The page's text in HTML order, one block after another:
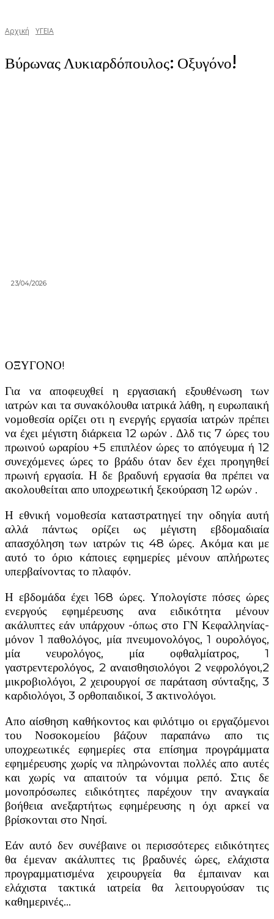
Αρχική YΓΕΙΑ
Βύρωνας Λυκιαρδόπουλος: Οξυγόνο!
23/04/2026
ΟΞΥΓΟΝΟ!
Για να αποφευχθεί η εργασιακή εξουθένωση των
ιατρών και τα συνακόλουθα ιατρικά λάθη, η ευρωπαική
νομοθεσία ορίζει οτι η ενεργής εργασία ιατρών πρέπει
να έχει μέγιστη διάρκεια 12 ωρών . Δλδ τις 7 ώρες του
πρωινού ωραρίου +5 επιπλέον ώρες το απόγευμα ή 12
συνεχόμενες ώρες το βράδυ όταν δεν έχει προηγηθεί
πρωινή εργασία. Η δε βραδυνή εργασία θα πρέπει να
ακολουθείται απο υποχρεωτική ξεκούραση 12 ωρών .
Η εθνική νομοθεσία καταστρατηγεί την οδηγία αυτή
αλλά πάντως ορίζει ως μέγιστη εβδομαδιαία
απασχόληση των ιατρών τις 48 ώρες. Ακόμα και με
αυτό το όριο κάποιες εφημερίες μένουν απλήρωτες
υπερβαίνοντας το πλαφόν.
Η εβδομάδα έχει 168 ώρες. Υπολογίστε πόσες ώρες
ενεργούς εφημέρευσης ανα ειδικότητα μένουν
ακάλυπτες εάν υπάρχουν -όπως στο ΓΝ Κεφαλληνίας-
μόνον 1 παθολόγος, μία πνευμονολόγος, 1 ουρολόγος,
μία νευρολόγος, μία οφθαλμίατρος, 1
γαστρεντερολόγος, 2 αναισθησιολόγοι 2 νεφρολόγοι,2
μικροβιολόγοι, 2 χειρουργοί σε παράταση σύνταξης, 3
καρδιολόγοι, 3 ορθοπαιδικοί, 3 ακτινολόγοι.
Απο αίσθηση καθήκοντος και φιλότιμο οι εργαζόμενοι
του Νοσοκομείου βάζουν παραπάνω απο τις
υποχρεωτικές εφημερίες στα επίσημα προγράμματα
εφημέρευσης χωρίς να πληρώνονται πολλές απο αυτές
και χωρίς να απαιτούν τα νόμιμα ρεπό. Στις δε
μονοπρόσωπες ειδικότητες παρέχουν την αναγκαία
βοήθεια ανεξαρτήτως εφημέρευσης η όχι αρκεί να
βρίσκονται στο Νησί.
Εάν αυτό δεν συνέβαινε οι περισσότερες ειδικότητες
θα έμεναν ακάλυπτες τις βραδυνές ώρες, ελάχιστα
προγραμματισμένα χειρουργεία θα έμπαιναν και
ελάχιστα τακτικά ιατρεία θα λειτουργούσαν τις
καθημερινές…